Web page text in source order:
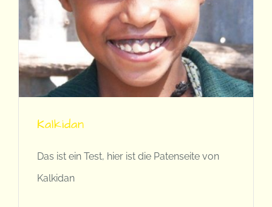
Kalkidan
Das ist ein Test, hier ist die Patenseite von
Kalkidan